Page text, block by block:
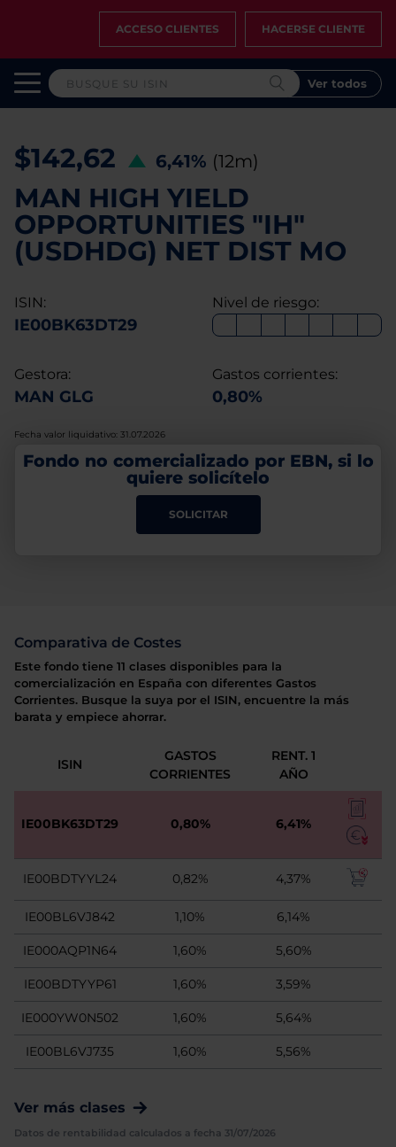
ACCESO CLIENTES HACERSE CLIENTE
Ver todos
$142,62 6,41% (12m)
MAN HIGH YIELD
OPPORTUNITIES "IH"
(USDHDG) NET DIST MO
ISIN:
IE00BK63DT29
Nivel de riesgo:
Gestora:
MAN GLG
Gastos corrientes:
0,80%
Fecha valor liquidativo: 31.07.2026
Fondo no comercializado por EBN, si lo
quiere solicítelo
SOLICITAR
Comparativa de Costes
Este fondo tiene 11 clases disponibles para la
comercialización en España con diferentes Gastos
Corrientes. Busque la suya por el ISIN, encuentre la más
barata y empiece ahorrar.
ISIN
GASTOS
CORRIENTES
RENT. 1
AÑO
IE00BK63DT29 0,80% 6,41%
IE00BDTYYL24 0,82% 4,37%
IE00BL6VJ842 1,10% 6,14%
IE000AQP1N64 1,60% 5,60%
IE00BDTYYP61 1,60% 3,59%
IE000YW0N502 1,60% 5,64%
IE00BL6VJ735 1,60% 5,56%
Ver más clases
Datos de rentabilidad calculados a fecha 31/07/2026